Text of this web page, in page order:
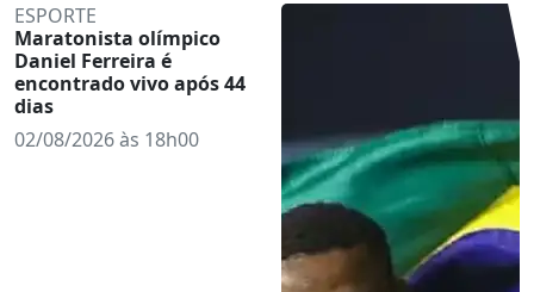
ESPORTE
Maratonista olímpico
Daniel Ferreira é
encontrado vivo após 44
dias
02/08/2026 às 18h00